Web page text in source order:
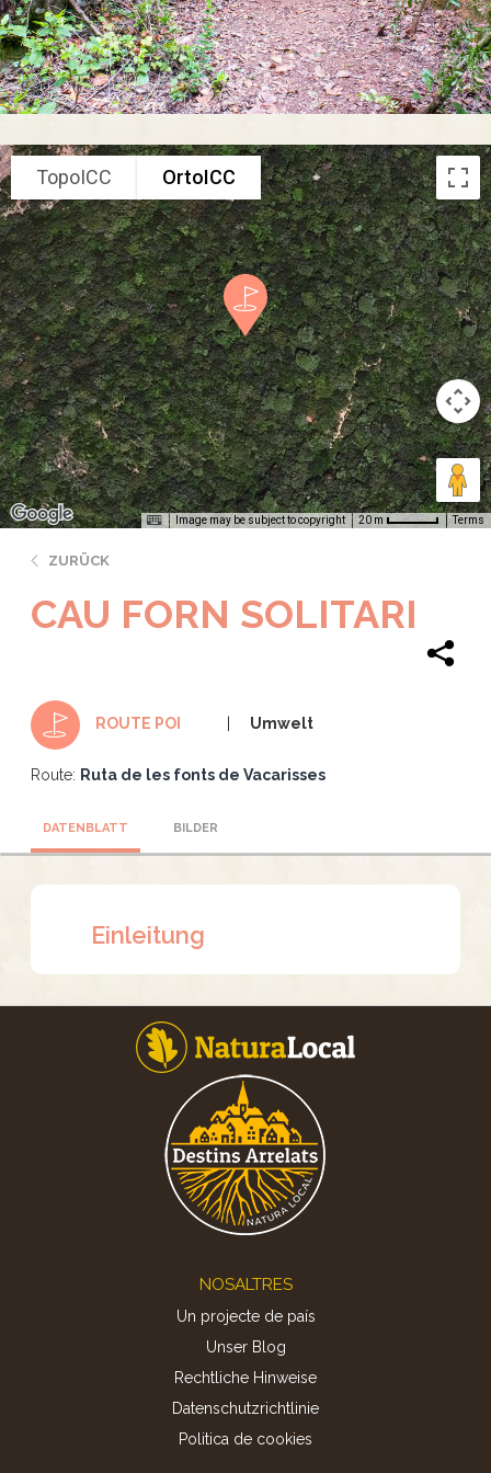
TopoICC OrtoICC
Image may be subject to copyright 20 m Terms
ZURÜCK
CAU FORN SOLITARI
ROUTE POI Umwelt
Route: Ruta de les fonts de Vacarisses
DATENBLATT BILDER
Einleitung
NOSALTRES
Un projecte de país
Unser Blog
Rechtliche Hinweise
Datenschutzrichtlinie
Politica de cookies